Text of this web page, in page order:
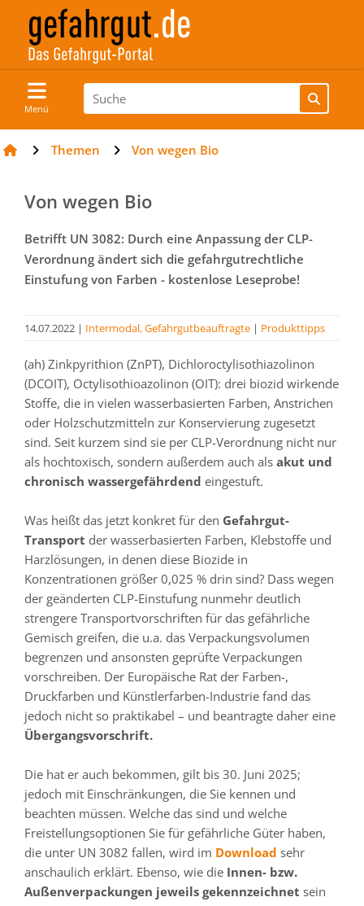
Menü
Themen Von wegen Bio
Von wegen Bio
Betrifft UN 3082: Durch eine Anpassung der CLP-
Verordnung ändert sich die gefahrgutrechtliche
Einstufung von Farben - kostenlose Leseprobe!
14.07.2022 | Intermodal, Gefahrgutbeauftragte | Produkttipps
(ah) Zinkpyrithion (ZnPT), Dichloroctylisothiazolinon
(DCOIT), Octylisothioazolinon (OIT): drei biozid wirkende
Stoffe, die in vielen wasserbasierten Farben, Anstrichen
oder Holzschutzmitteln zur Konservierung zugesetzt
sind. Seit kurzem sind sie per CLP-Verordnung nicht nur
als hochtoxisch, sondern außerdem auch als akut und
chronisch wassergefährdend eingestuft.
Was heißt das jetzt konkret für den Gefahrgut-
Transport der wasserbasierten Farben, Klebstoffe und
Harzlösungen, in denen diese Biozide in
Konzentrationen größer 0,025 % drin sind? Dass wegen
der geänderten CLP-Einstufung nunmehr deutlich
strengere Transportvorschriften für das gefährliche
Gemisch greifen, die u.a. das Verpackungsvolumen
begrenzen und ansonsten geprüfte Verpackungen
vorschreiben. Der Europäische Rat der Farben-,
Druckfarben und Künstlerfarben-Industrie fand das
jedoch nicht so praktikabel – und beantragte daher eine
Übergangsvorschrift.
Die hat er auch bekommen, gilt bis 30. Juni 2025;
jedoch mit Einschränkungen, die Sie kennen und
beachten müssen. Welche das sind und welche
Freistellungsoptionen Sie für gefährliche Güter haben,
die unter UN 3082 fallen, wird im Download sehr
anschaulich erklärt. Ebenso, wie die Innen- bzw.
Außenverpackungen jeweils gekennzeichnet sein